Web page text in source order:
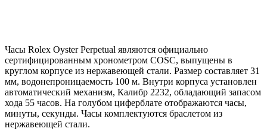
Часы Rolex Oyster Perpetual являются официально
сертифицированным хронометром COSC, выпущены в
круглом корпусе из нержавеющей стали. Размер составляет 31
мм, водонепроницаемость 100 м. Внутри корпуса установлен
автоматический механизм, Калибр 2232, обладающий запасом
хода 55 часов. На голубом циферблате отображаются часы,
минуты, секунды. Часы комплектуются браслетом из
нержавеющей стали.